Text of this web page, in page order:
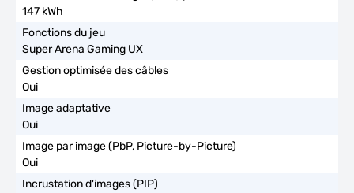
147 kWh
Super Arena Gaming UX
Oui
Oui
Oui